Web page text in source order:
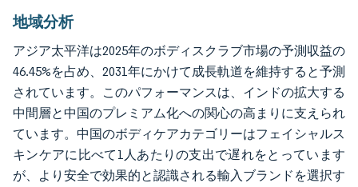
地域分析
アジア太平洋は2025年のボディスクラブ市場の予測収益の
46.45%を占め、2031年にかけて成長軌道を維持すると予測
されています。このパフォーマンスは、インドの拡大する
中間層と中国のプレミアム化への関心の高まりに支えられ
ています。中国のボディケアカテゴリーはフェイシャルス
キンケアに比べて1人あたりの支出で遅れをとっています
が、より安全で効果的と認識される輸入ブランドを選択す